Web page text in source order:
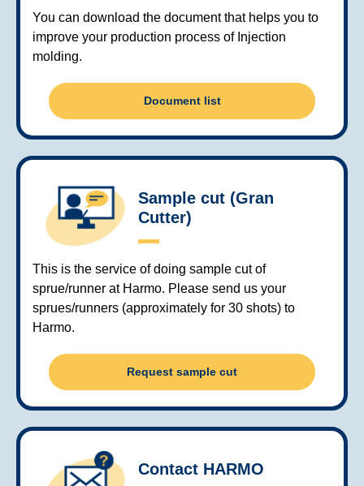
You can download the document that helps you to
improve your production process of Injection
molding.
Document list
Sample cut (Gran
Cutter)
This is the service of doing sample cut of
sprue/runner at Harmo. Please send us your
sprues/runners (approximately for 30 shots) to
Harmo.
Request sample cut
Contact HARMO